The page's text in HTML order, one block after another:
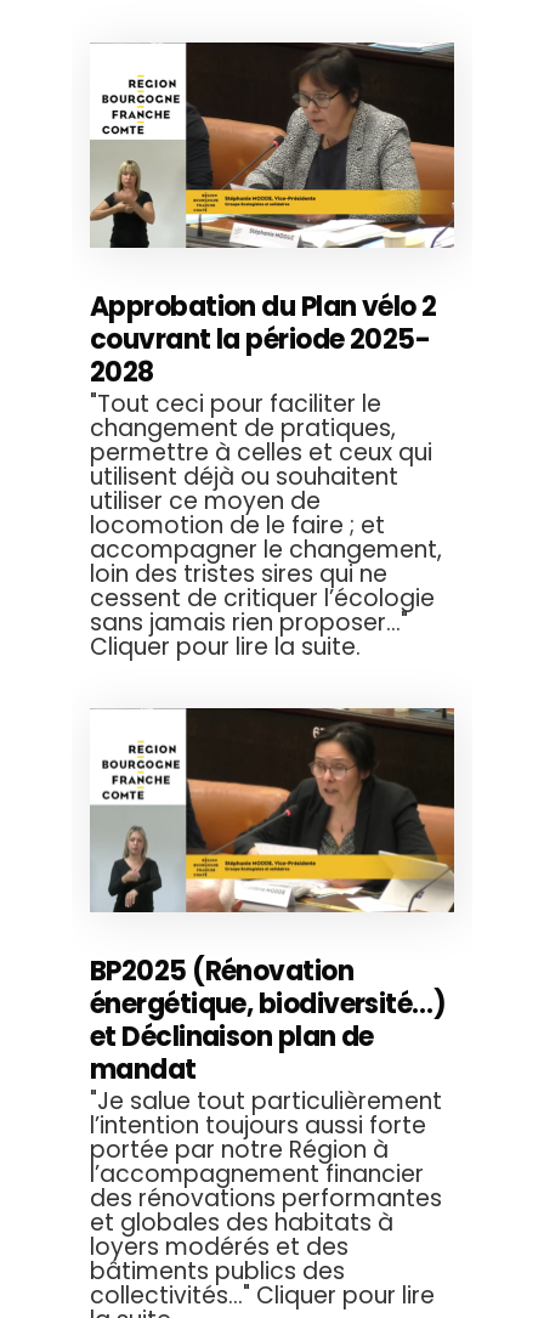
Approbation du Plan vélo 2
couvrant la période 2025-
2028
"Tout ceci pour faciliter le
changement de pratiques,
permettre à celles et ceux qui
utilisent déjà ou souhaitent
utiliser ce moyen de
locomotion de le faire ; et
accompagner le changement,
loin des tristes sires qui ne
cessent de critiquer l’écologie
sans jamais rien proposer..."
Cliquer pour lire la suite.
BP2025 (Rénovation
énergétique, biodiversité…)
et Déclinaison plan de
mandat
"Je salue tout particulièrement
l’intention toujours aussi forte
portée par notre Région à
l’accompagnement financier
des rénovations performantes
et globales des habitats à
loyers modérés et des
bâtiments publics des
collectivités..." Cliquer pour lire